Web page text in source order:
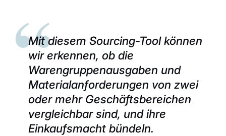
Mit diesem Sourcing-Tool können
wir erkennen, ob die
Warengruppenausgaben und
Materialanforderungen von zwei
oder mehr Geschäftsbereichen
vergleichbar sind, und ihre
Einkaufsmacht bündeln.